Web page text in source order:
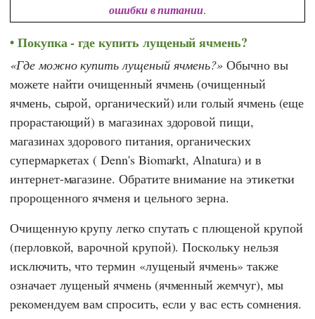
ошибки в питании.
Покупка - где купить лущеный ячмень?
Где можно купить лущеный ячмень? Обычно вы
можете найти очищенный ячмень (очищенный
ячмень, сырой, органический) или голый ячмень (еще
прорастающий) в магазинах здоровой пищи,
магазинах здорового питания, органических
супермаркетах (Denn's Biomarkt,Alnatura) и в
интернет-магазине. Обратите внимание на этикетки
пророщенного ячменя и цельного зерна.
Очищенную крупу легко спутать с плющеной крупой
(перловкой, варочной крупой). Поскольку нельзя
исключить, что термин «лущеный ячмень» также
означает лущеный ячмень (ячменный жемчуг), мы
рекомендуем вам спросить, если у вас есть сомнения.